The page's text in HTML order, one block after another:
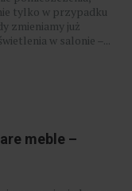
tylko w przypadku
zmieniamy już
w salonie –...
meble –